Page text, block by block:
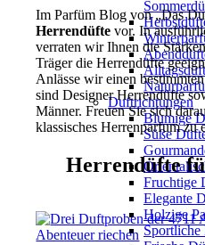
Duftrichtungen
Blumige
Süße
Fruchtige
Elegante
Holzige
Sportliche
Im Parfüm Blog von „Das
Herrendüfte vor. In
verraten wir Ihnen die
Träger die Herrendüfte
Anlässe wir einen
sind Designer Herrendüfte
Männer. Freuen Sie sich
klassisches Herrenparfum zu
Herrendüfte
Abenteuer riechen